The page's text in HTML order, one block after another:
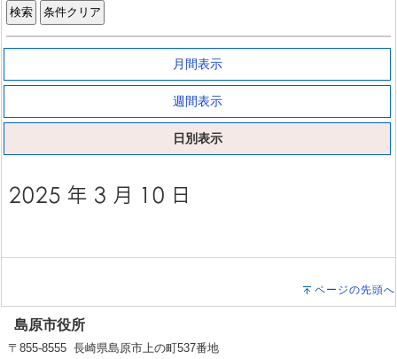
月間表示
週間表示
日別表示
ページの先頭へ
島原市役所
〒855-8555 長崎県島原市上の町537番地